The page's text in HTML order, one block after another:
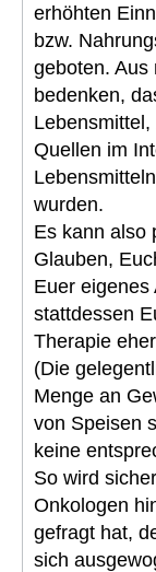
erhöhten
bzw.
geboten. Aus
bedenken,
Quellen im
wurden.
Es kann also
Glauben,
Euer eigenes
stattdessen
Therapie
(Die
Menge an
von Speisen
keine
So wird
Onkologen
gefragt hat,
sich